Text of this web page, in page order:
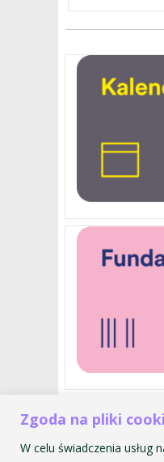
Zgoda na pliki
W celu świadczenia usług